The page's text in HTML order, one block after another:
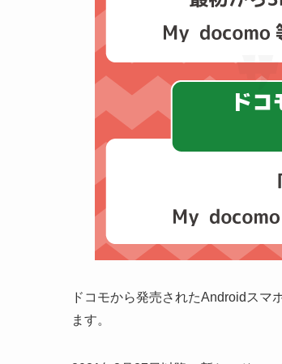
ドコモから発売されたAndroidスマ
ます。